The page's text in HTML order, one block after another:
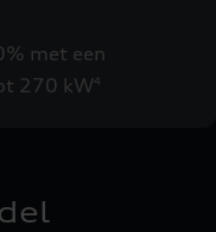
met een
270 kW4